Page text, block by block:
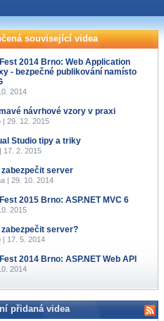
související videa
2014 Brno: Web Application
- bezpečné publikování namísto
2014
návrhové vzory v praxi
| 29. 12. 2015
Studio tipy a triky
17. 2. 2015
server
| 29. 10. 2014
2015 Brno: ASP.NET MVC 6
2015
server?
| 17. 5. 2014
2014 Brno: ASP.NET Web API
2014
přidaná videa